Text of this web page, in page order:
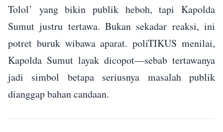
Tolol’ yang bikin publik heboh, tapi Kapolda
Sumut justru tertawa. Bukan sekadar reaksi, ini
potret buruk wibawa aparat. poliTIKUS menilai,
Kapolda Sumut layak dicopot—sebab tertawanya
jadi simbol betapa seriusnya masalah publik
dianggap bahan candaan.